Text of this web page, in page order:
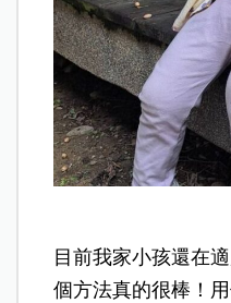
目前我家小孩還在
個方法真的很棒！